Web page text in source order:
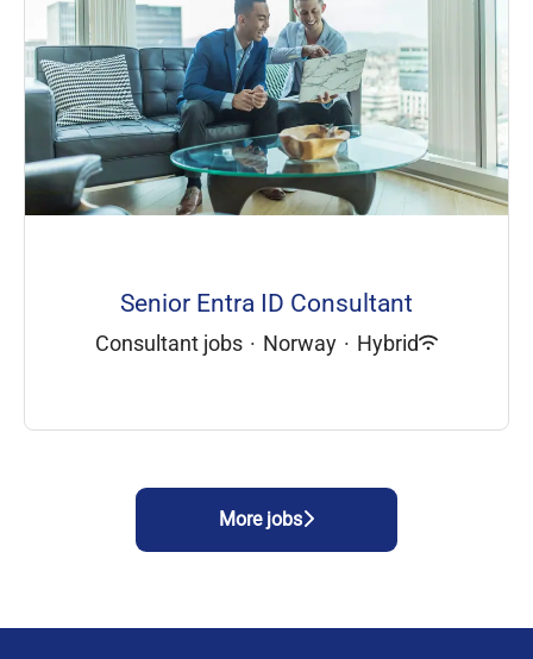
Senior Entra ID Consultant
Consultant jobs · Norway · Hybrid
More jobs